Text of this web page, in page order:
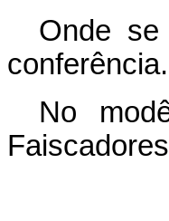
Onde
No